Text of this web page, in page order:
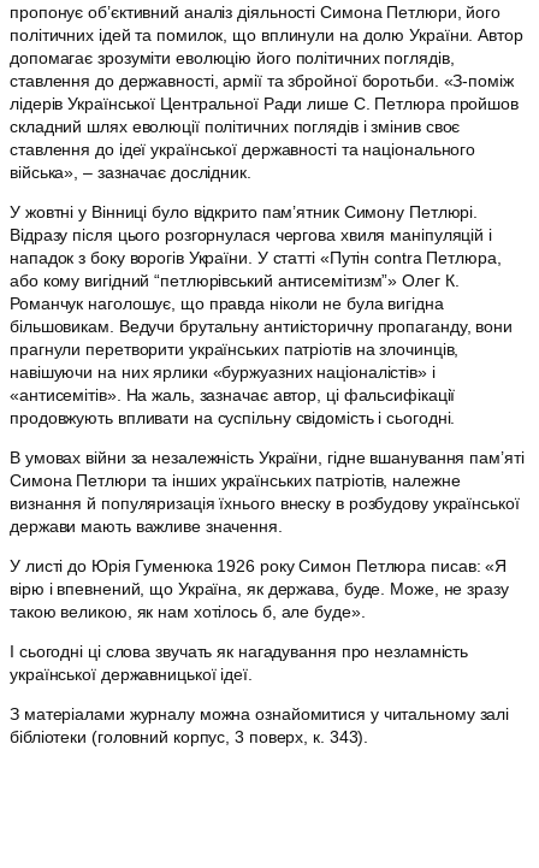
пропонує об’єктивний аналіз діяльності Симона Петлюри, його
політичних ідей та помилок, що вплинули на долю України. Автор
допомагає зрозуміти еволюцію його політичних поглядів,
ставлення до державності, армії та збройної боротьби. «З-поміж
лідерів Української Центральної Ради лише С. Петлюра пройшов
складний шлях еволюції політичних поглядів і змінив своє
ставлення до ідеї української державності та національного
війська», – зазначає дослідник.
У жовтні у Вінниці було відкрито пам’ятник Симону Петлюрі.
Відразу після цього розгорнулася чергова хвиля маніпуляцій і
нападок з боку ворогів України. У статті «Путін contra Петлюра,
або кому вигідний “петлюрівський антисемітизм”» Олег К.
Романчук наголошує, що правда ніколи не була вигідна
більшовикам. Ведучи брутальну антиісторичну пропаганду, вони
прагнули перетворити українських патріотів на злочинців,
навішуючи на них ярлики «буржуазних націоналістів» і
«антисемітів». На жаль, зазначає автор, ці фальсифікації
продовжують впливати на суспільну свідомість і сьогодні.
В умовах війни за незалежність України, гідне вшанування пам’яті
Симона Петлюри та інших українських патріотів, належне
визнання й популяризація їхнього внеску в розбудову української
держави мають важливе значення.
У листі до Юрія Гуменюка 1926 року Симон Петлюра писав: «Я
вірю і впевнений, що Україна, як держава, буде. Може, не зразу
такою великою, як нам хотілось б, але буде».
І сьогодні ці слова звучать як нагадування про незламність
української державницької ідеї.
З матеріалами журналу можна ознайомитися у читальному залі
бібліотеки (головний корпус, 3 поверх, к. 343).